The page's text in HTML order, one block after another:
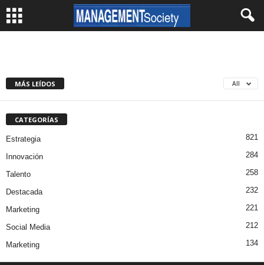
MÁS LEÍDOS All
CATEGORÍAS
Estrategia 821
Innovación 284
Talento 258
Destacada 232
Marketing 221
Social Media 212
Marketing 134